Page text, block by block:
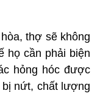
thợ sẽ không
họ cần phải biện
hỏng hóc được
nứt, chất lượng